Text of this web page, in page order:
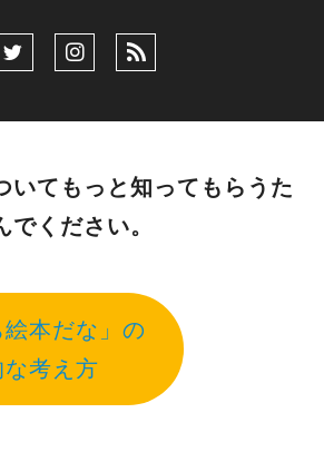
いてもっと知ってもらうた
ください。
絵本だな」の
考え方